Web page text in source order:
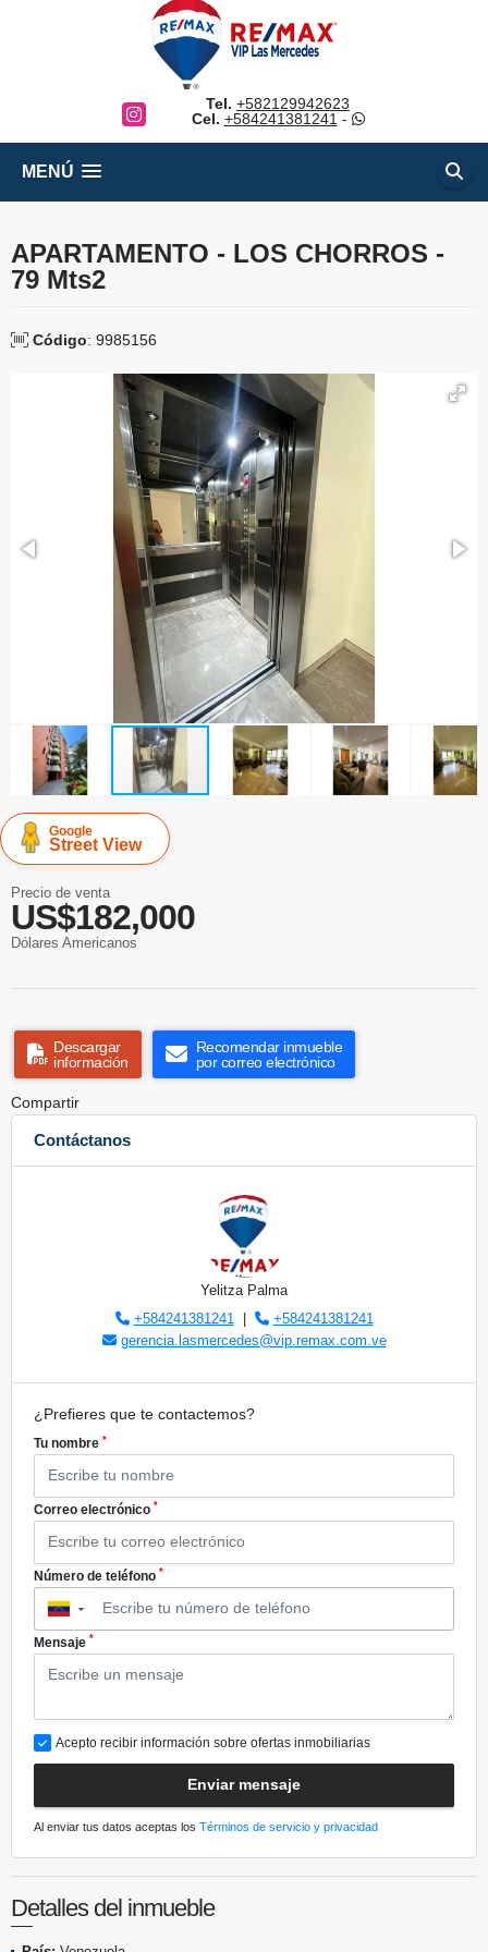
Instagram
Tel. +582129942623
Cel. +584241381241 -
MENÚ
APARTAMENTO - LOS CHORROS -
79 Mts2
Código: 9985156
Google
Street View
Precio de venta
US$182,000
Dólares Americanos
Descargar
información
Recomendar inmueble
por correo electrónico
Compartir
Contáctanos
Yelitza Palma
+584241381241|
+584241381241
gerencia.lasmercedes@vip.remax.com.ve
¿Prefieres que te contactemos?
Tu nombre *
Correo electrónico *
Número de teléfono *
▼
Mensaje *
Acepto recibir información sobre ofertas inmobiliarias
Enviar mensaje
Al enviar tus datos aceptas los Términos de servicio y privacidad
Detalles del inmueble